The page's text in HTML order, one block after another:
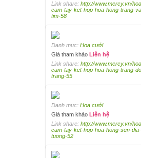
Link share: http://www.mercy.vn/
cam-tay-ket-hop-hoa-hong-trang-
tim-58
Danh mục: Hoa cưới
Giá tham khảo Liên hệ
Link share: http://www.mercy.vn/
cam-tay-ket-hop-hoa-hong-trang-
trang-55
Danh mục: Hoa cưới
Giá tham khảo Liên hệ
Link share: http://www.mercy.vn/
cam-tay-ket-hop-hoa-hong-sen-
tuong-52